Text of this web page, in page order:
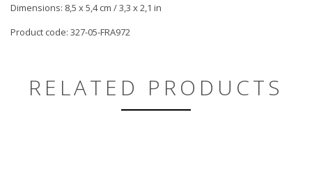
Dimensions: 8,5 x 5,4 cm / 3,3 x 2,1 in
Product code: 327-05-FRA972
RELATED PRODUCTS